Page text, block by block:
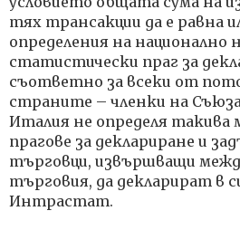
тях трансакции да е равна
определения на национално
статистически праг за
съответно за всеки от
страните – членки на
Италия не определя такива
прагове за деклариране и
търговци, извършващи
търговия, да декларират в
Интрастат.